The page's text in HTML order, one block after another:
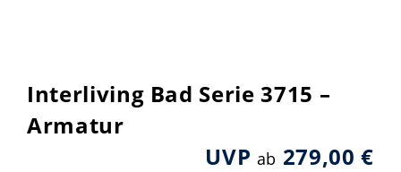
Interliving Bad Serie 3715 –
Armatur
UVP ab 279,00 €